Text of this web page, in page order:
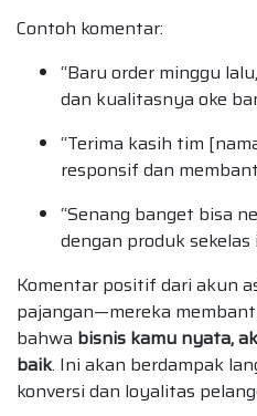
Contoh komentar:
“Baru order minggu
dan kualitasnya oke
“Terima kasih tim
responsif dan
“Senang banget bisa
dengan produk sekelas
Komentar positif dari akun
pajangan—mereka
bahwa bisnis kamu nyata,
baik. Ini akan berdampak
konversi dan loyalitas